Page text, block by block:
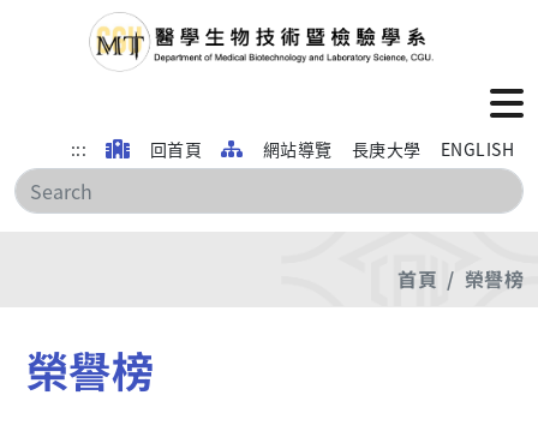
::: 回首頁 網站導覽 長庚大學 ENGLISH
搜
首頁 榮譽榜
榮譽榜